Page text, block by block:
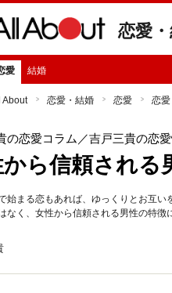
恋愛
愛 結婚
About 恋愛・結婚 恋愛 恋愛
の恋愛コラム ／吉戸三貴の恋
ら信頼される
始まる恋もあれば、ゆっくりとお互
なく、女性から信頼される男性の特徴